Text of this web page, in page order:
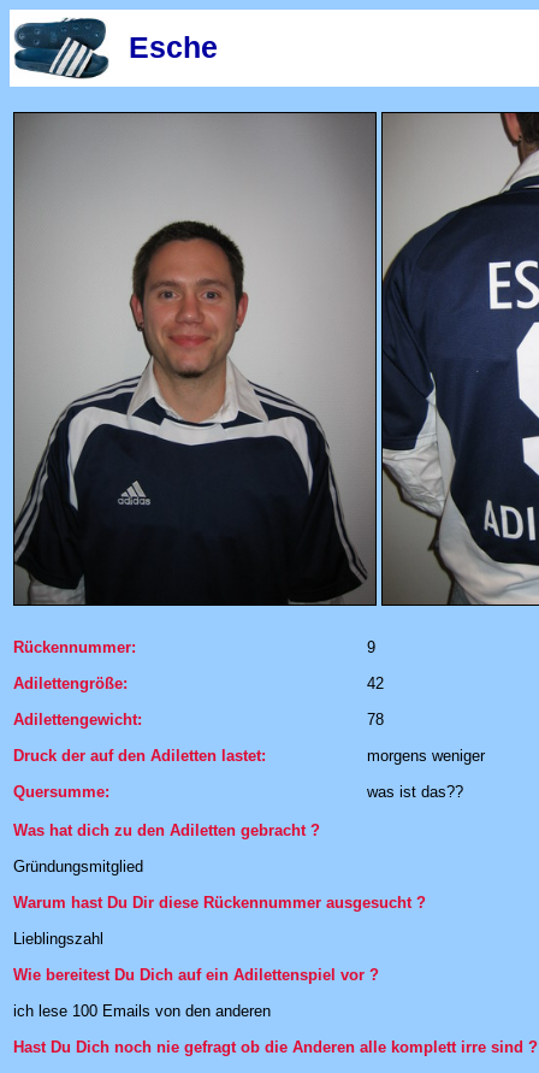
Esche
Rückennummer:
9
Adilettengröße:
42
Adilettengewicht:
78
Druck der auf den Adiletten lastet:
morgens weniger
Quersumme:
was ist das??
Was hat dich zu den Adiletten gebracht ?
Gründungsmitglied
Warum hast Du Dir diese Rückennummer ausgesucht ?
Lieblingszahl
Wie bereitest Du Dich auf ein Adilettenspiel vor ?
ich lese 100 Emails von den anderen
Hast Du Dich noch nie gefragt ob die Anderen alle komplett irre sind ?